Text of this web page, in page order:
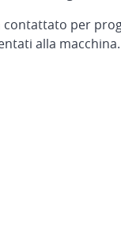
contattato per
alla